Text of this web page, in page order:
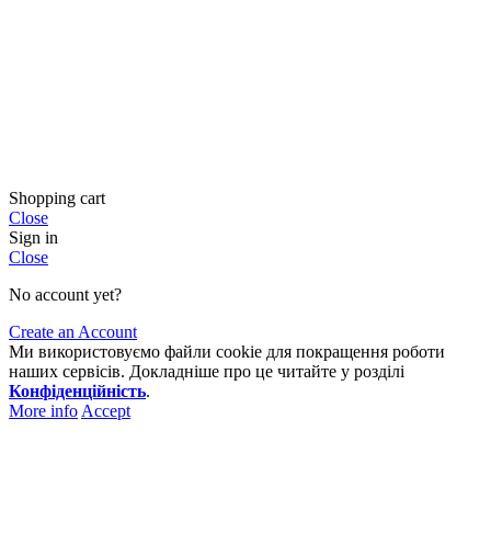
Shopping cart
Close
Sign in
Close
No account yet?
Create an Account
Ми використовуємо файли cookie для покращення роботи
наших сервісів. Докладніше про це читайте у розділі
Конфіденційність.
More info Accept